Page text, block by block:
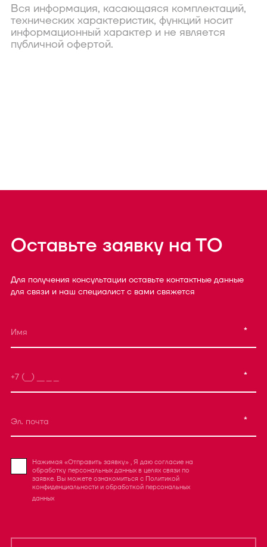
Вся информация, касающаяся комплектаций,
технических характеристик, функций носит
информационный характер и не является
публичной офертой.
Оставьте заявку на ТО
Для получения консультации оставьте контактные данные
для связи и наш специалист с вами свяжется
*
*
*
Нажимая «Отправить заявку» , Я даю согласие на
обработку персональных данных в целях связи по
заявке. Вы можете ознакомиться с Политикой
конфиденциальности и обработкой персональных
данных